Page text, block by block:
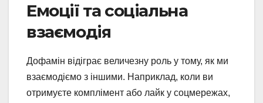
Емоції та соціальна
взаємодія
Дофамін відіграє величезну роль у тому, як ми
взаємодіємо з іншими. Наприклад, коли ви
отримуєте комплімент або лайк у соцмережах,